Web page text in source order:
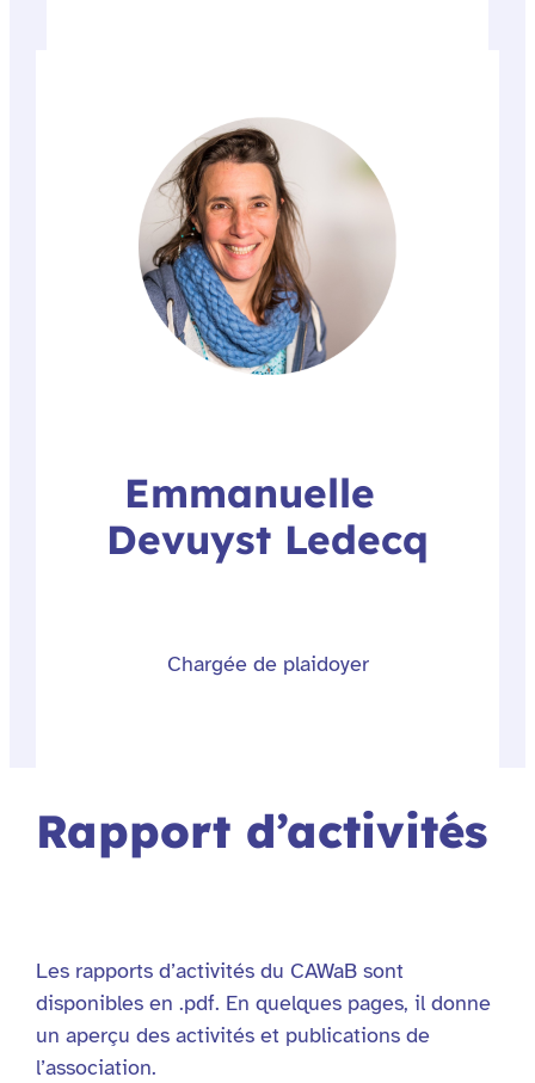
Emmanuelle
Devuyst Ledecq
Chargée de plaidoyer
Rapport d’activités
Les rapports d’activités du CAWaB sont
disponibles en .pdf. En quelques pages, il donne
un aperçu des activités et publications de
l’association.